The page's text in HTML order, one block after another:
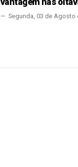
Segunda, 03 de Agosto